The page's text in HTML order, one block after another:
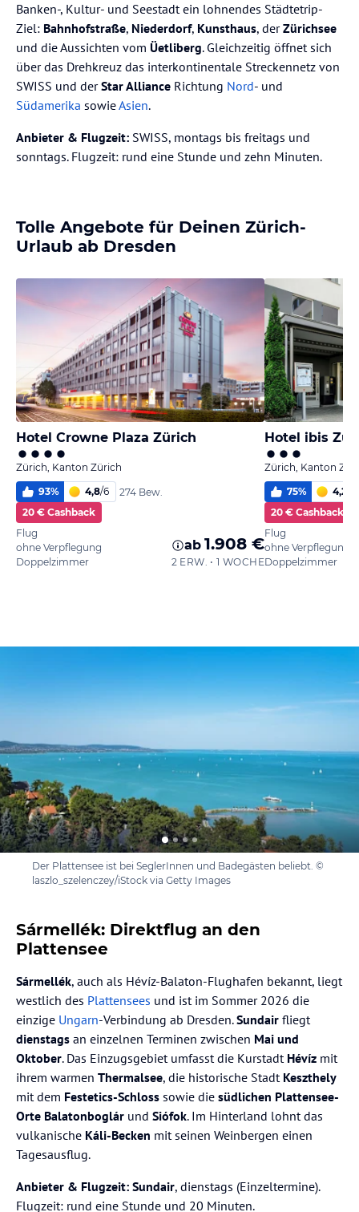
Banken-, Kultur- und Seestadt ein lohnendes Städtetrip-
Ziel: Bahnhofstraße, Niederdorf, Kunsthaus, derZürichsee
und die Aussichten vom Üetliberg. Gleichzeitig öffnet sich
über das Drehkreuz das interkontinentale Streckennetz von
SWISS und derStar Alliance Richtung Nord- und
Südamerika sowieAsien.
Anbieter & Flugzeit: SWISS, montags bis freitags und
sonntags. Flugzeit: rund eine Stunde und zehn Minuten.
Tolle Angebote für Deinen Zürich-
Urlaub ab Dresden
Hotel Crowne Plaza Zürich
Zürich, Kanton Zürich
93% 4,8/6
274 Bew.
20 € Cashback
Flug
ohne Verpflegung
Doppelzimmer
ab 1.908 €
2 ERW. • 1 WOCHE
Hotel ibis
Zürich, Kanton
75% 4,2
20 € Cashback
Flug
ohne Verpflegung
Doppelzimmer
Der Plattensee ist bei SeglerInnen und Badegästen beliebt. ©
laszlo_szelenczey/iStock via Getty Images
Sármellék: Direktflug an den
Plattensee
Sármellék, auch als Hévíz-Balaton-Flughafen bekannt, liegt
westlich des Plattensees und ist im Sommer 2026 die
einzige Ungarn-Verbindung ab Dresden.Sundair fliegt
dienstags an einzelnen Terminen zwischen Mai und
Oktober. Das Einzugsgebiet umfasst die Kurstadt Hévíz mit
ihrem warmen Thermalsee, die historische Stadt Keszthely
mit dem Festetics-Schloss sowie die südlichen Plattensee-
Orte Balatonboglár und Siófok. Im Hinterland lohnt das
vulkanische Káli-Becken mit seinen Weinbergen einen
Tagesausflug.
Anbieter & Flugzeit: Sundair, dienstags (Einzeltermine).
Flugzeit: rund eine Stunde und 20 Minuten.